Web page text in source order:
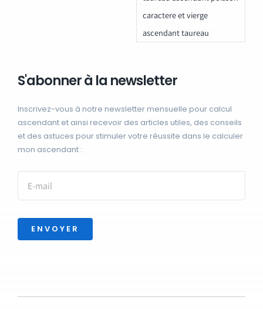
caractere et vierge
ascendant taureau
S'abonner à la newsletter
Inscrivez-vous à notre newsletter mensuelle pour calcul
ascendant et ainsi recevoir des articles utiles, des conseils
et des astuces pour stimuler votre réussite dans le calculer
mon ascendant :
ENVOYER